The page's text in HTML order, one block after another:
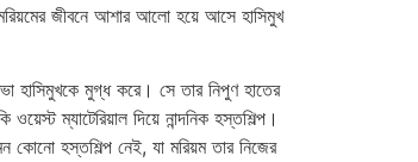
জীবনে আশার আলো হয়ে আসে হাসিমুখ
হাসিমুখকে মুগ্ধ করে। সে তার নিপুণ হাতের
ম্যাটেরিয়াল দিয়ে নান্দনিক হস্তশিল্প।
কোনো হস্তশিল্প নেই, যা মরিয়ম তার নিজের